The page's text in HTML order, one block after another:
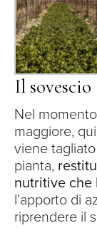
Il sovescio
Nel
maggiore,
viene
pianta,
nutritive che
l’apporto di
riprendere il